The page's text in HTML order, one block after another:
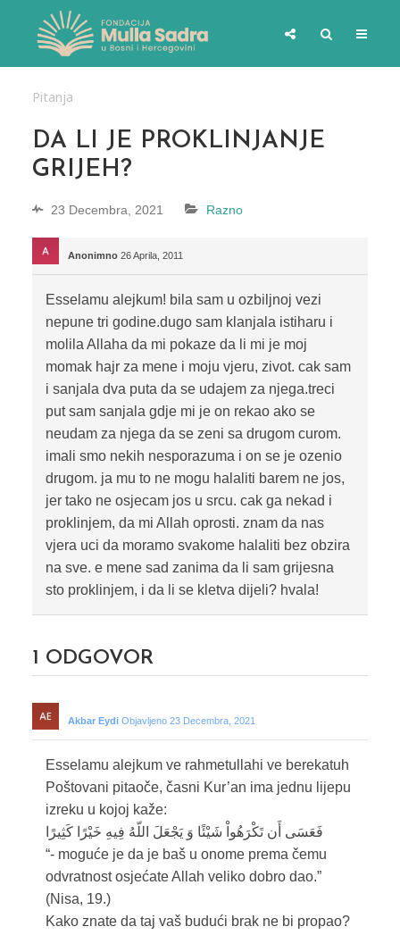
Pitanja
DA LI JE PROKLINJANJE
GRIJEH?
23 Decembra, 2021 Razno
Anonimno 26 Aprila, 2011
Esselamu alejkum! bila sam u ozbiljnoj vezi
nepune tri godine.dugo sam klanjala istiharu i
molila Allaha da mi pokaze da li mi je moj
momak hajr za mene i moju vjeru, zivot. cak sam
i sanjala dva puta da se udajem za njega.treci
put sam sanjala gdje mi je on rekao ako se
neudam za njega da se zeni sa drugom curom.
imali smo nekih nesporazuma i on se je ozenio
drugom. ja mu to ne mogu halaliti barem ne jos,
jer tako ne osjecam jos u srcu. cak ga nekad i
proklinjem, da mi Allah oprosti. znam da nas
vjera uci da moramo svakome halaliti bez obzira
na sve. e mene sad zanima da li sam grijesna
sto proklinjem, i da li se kletva dijeli? hvala!
1 ODGOVOR
Akbar Eydi Objavljeno 23 Decembra, 2021
Esselamu alejkum ve rahmetullahi ve berekatuh
Poštovani pitaoče, časni Kur’an ima jednu lijepu
izreku u kojoj kaže:
فَعَسَى أَن تَكْرَهُواْ شَيْئًا وَ يَجْعَلَ اللّهُ فِيهِ خَيْرًا كَثِيرًا
“- moguće je da je baš u onome prema čemu
odvratnost osjećate Allah veliko dobro dao.”
(Nisa, 19.)
Kako znate da taj vaš budući brak ne bi propao?